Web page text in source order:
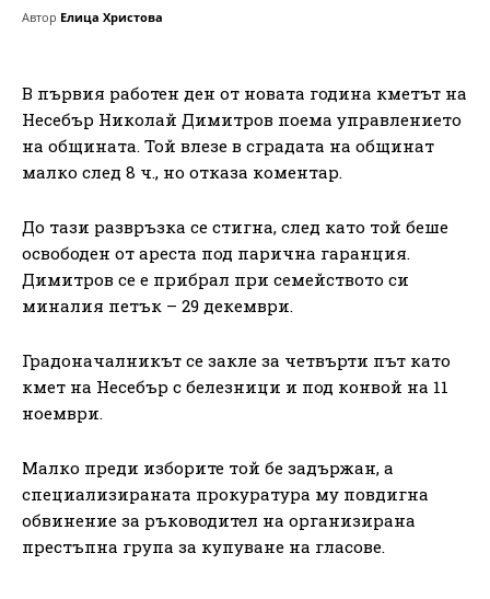
Автор Елица Христова
В първия работен ден от новата година кметът на
Несебър Николай Димитров поема управлението
на общината. Той влезе в сградата на общинат
малко след 8 ч., но отказа коментар.
До тази развръзка се стигна, след като той беше
освободен от ареста под парична гаранция.
Димитров се е прибрал при семейството си
миналия петък – 29 декември.
Градоначалникът се закле за четвърти път като
кмет на Несебър с белезници и под конвой на 11
ноември.
Малко преди изборите той бе задържан, а
специализираната прокуратура му повдигна
обвинение за ръководител на организирана
престъпна група за купуване на гласове.